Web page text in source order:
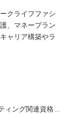
クライフファシ
、マネープラン
ャリア構築やラ
ィング関連資格 …